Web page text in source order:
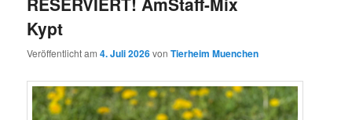
Kypt
Veröffentlicht am4. Juli 2026vonTierheim Muenchen